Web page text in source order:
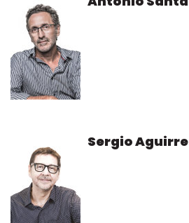
Sergio Aguirre